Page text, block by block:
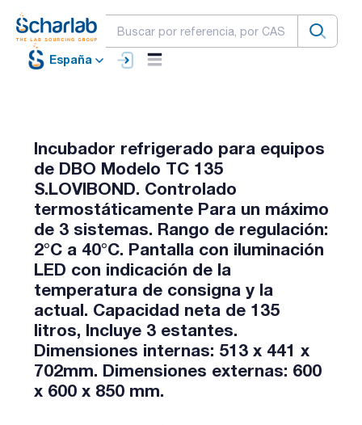
España
Incubador refrigerado para equipos
de DBO Modelo TC 135
S.LOVIBOND. Controlado
termostáticamente Para un máximo
de 3 sistemas. Rango de regulación:
2°C a 40°C. Pantalla con iluminación
LED con indicación de la
temperatura de consigna y la
actual. Capacidad neta de 135
litros, Incluye 3 estantes.
Dimensiones internas: 513 x 441 x
702mm. Dimensiones externas: 600
x 600 x 850 mm.